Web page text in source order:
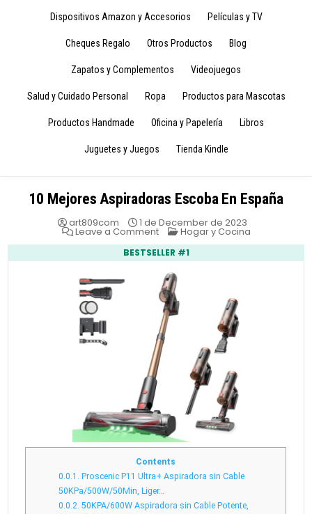
Dispositivos Amazon y Accesorios Películas y TV
Cheques Regalo Otros Productos Blog
Zapatos y Complementos Videojuegos
Salud y Cuidado Personal Ropa Productos para Mascotas
Productos Handmade Oficina y Papelería Libros
Juguetes y Juegos Tienda Kindle
10 Mejores Aspiradoras Escoba En España
art809com 1 de December de 2023
Leave a Commenton
Mejores
Aspiradoras
En
España
Posted
Hogar y Cocina
BESTSELLER #1
Contents
0.0.1. Proscenic P11 Ultra+ Aspiradora sin Cable
50KPa/500W/50Min, Liger…
0.0.2. 50KPA/600W Aspiradora sin Cable Potente,